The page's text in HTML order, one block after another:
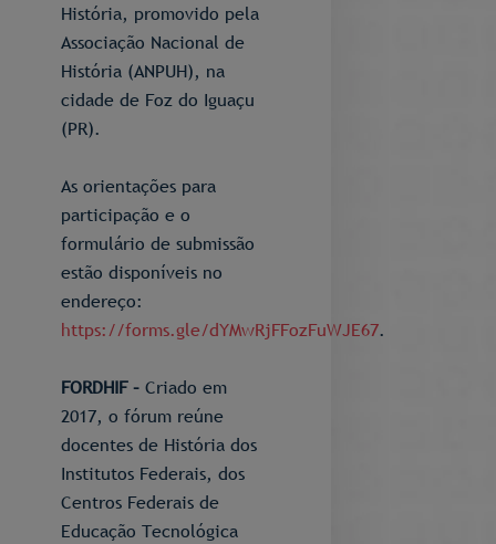
História, promovido pela
Associação Nacional de
História (ANPUH), na
cidade de Foz do Iguaçu
(PR).
As orientações para
participação e o
formulário de submissão
estão disponíveis no
endereço:
https://forms.gle/dYMwRjFFozFuWJE67.
FORDHIF – Criado em
2017, o fórum reúne
docentes de História dos
Institutos Federais, dos
Centros Federais de
Educação Tecnológica